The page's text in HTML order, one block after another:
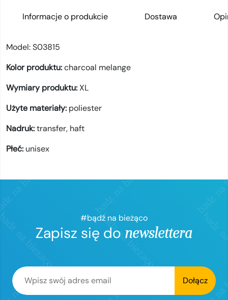
Informacje o produkcie Dostawa
Model:S03815
Kolor produktu:charcoal melange
Wymiary produktu:XL
Użyte materiały: poliester
Nadruk:transfer, haft
Płeć: unisex
#bądź na bieżąco
Zapisz się do newslettera
Dołącz